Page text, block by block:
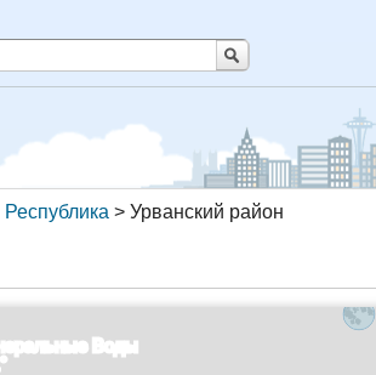
> Урванский район
Воды